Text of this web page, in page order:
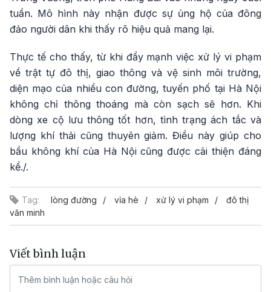
tuần. Mô hình này nhận được sự ủng hộ của đông
đảo người dân khi thấy rõ hiệu quả mang lại.
Thực tế cho thấy, từ khi đẩy mạnh việc xử lý vi phạm
về trật tự đô thị, giao thông và vệ sinh môi trường,
diện mạo của nhiều con đường, tuyến phố tại Hà Nội
không chỉ thông thoáng mà còn sạch sẽ hơn. Khi
dòng xe cộ lưu thông tốt hơn, tình trạng ách tắc và
lượng khí thải cũng thuyên giảm. Điều này giúp cho
bầu không khí của Hà Nội cũng được cải thiện đáng
kể./.
Tag: lòng đường vỉa hè xử lý vi phạm
đô thị
văn minh
Viết bình luận